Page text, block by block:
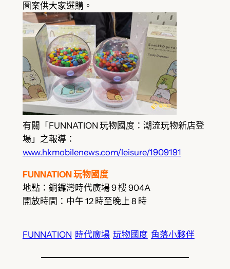
圖案供大家選購。
有關「FUNNATION 玩物國度：潮流玩物新店登
場」之報導：
www.hkmobilenews.com/leisure/1909191
FUNNATION 玩物國度
地點：銅鑼灣時代廣場 9 樓 904A
開放時間：中午 12 時至晚上 8 時
FUNNATION 時代廣場 玩物國度 角落小夥伴